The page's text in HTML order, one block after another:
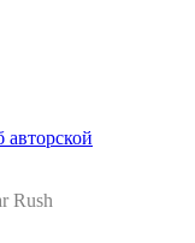
авторской
Rush